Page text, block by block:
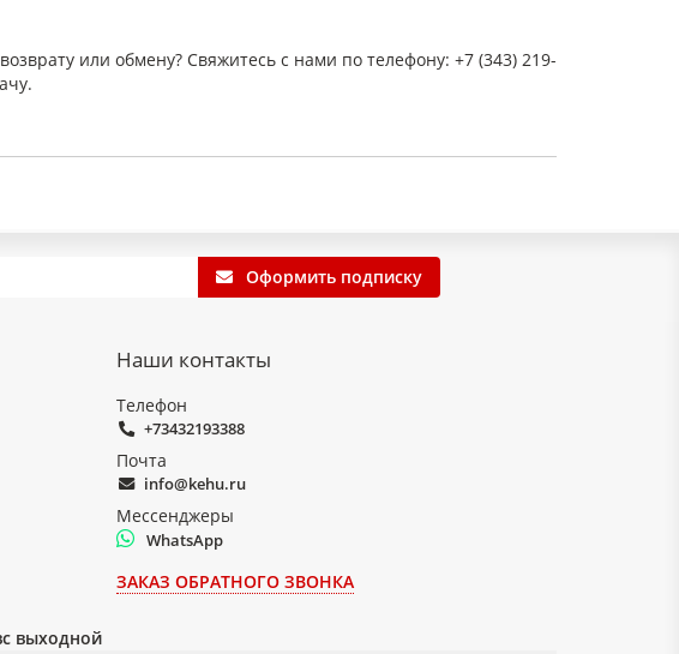
или обмену? Свяжитесь с нами по телефону: +7 (343) 219-
Оформить подписку
Наши контакты
Телефон
+73432193388
Почта
info@kehu.ru
Мессенджеры
WhatsApp
ЗАКАЗ ОБРАТНОГО ЗВОНКА
выходной